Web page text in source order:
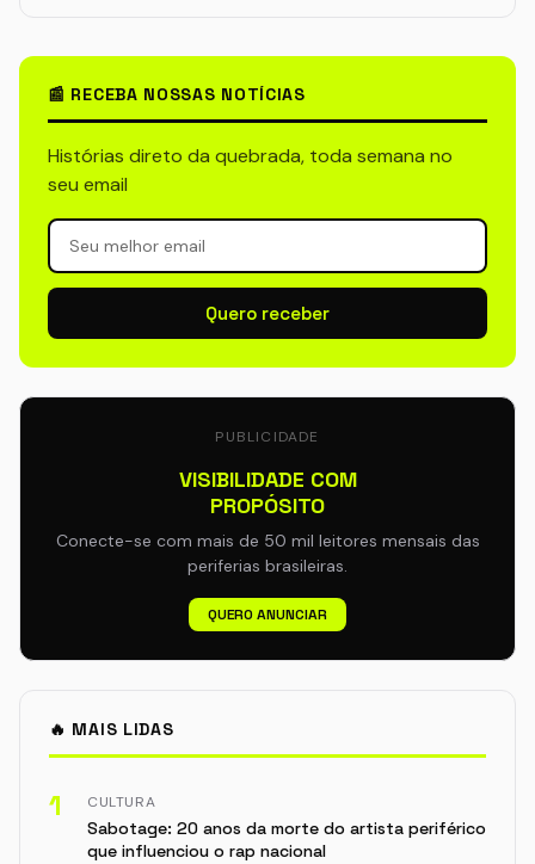
📰 RECEBA NOSSAS NOTÍCIAS
Histórias direto da quebrada, toda semana no
seu email
Quero receber
PUBLICIDADE
VISIBILIDADE COM
PROPÓSITO
Conecte-se com mais de 50 mil leitores mensais das
periferias brasileiras.
QUERO ANUNCIAR
🔥 MAIS LIDAS
1 CULTURA
Sabotage: 20 anos da morte do artista periférico
que influenciou o rap nacional